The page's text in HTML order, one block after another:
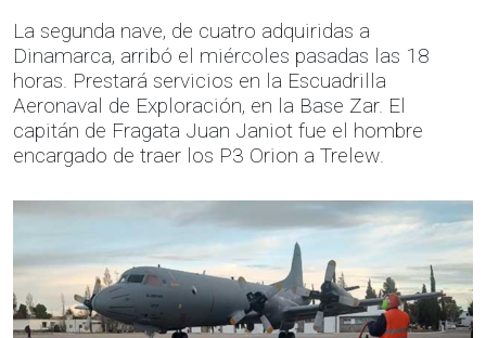
La segunda nave, de cuatro adquiridas a
Dinamarca, arribó el miércoles pasadas las 18
horas. Prestará servicios en la Escuadrilla
Aeronaval de Exploración, en la Base Zar. El
capitán de Fragata Juan Janiot fue el hombre
encargado de traer los P3 Orion a Trelew.